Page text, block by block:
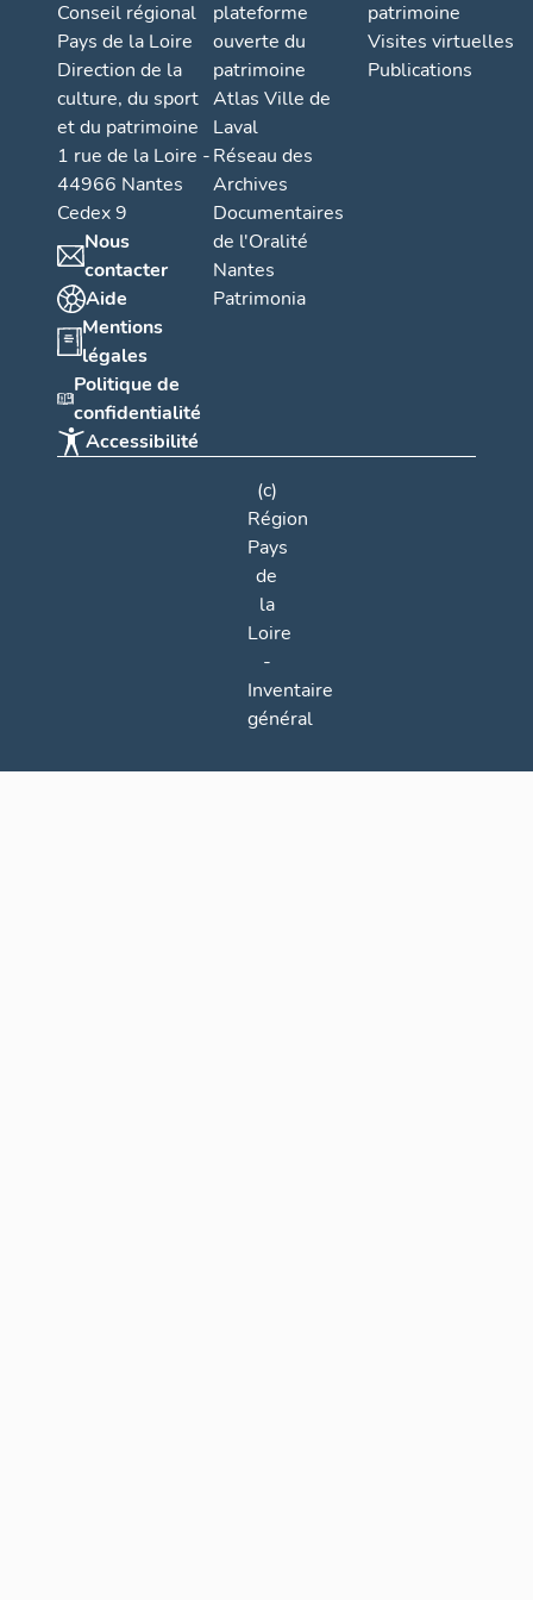
Conseil régional
Pays de la Loire
Direction de la
culture, du sport
et du patrimoine
1 rue de la Loire -
44966 Nantes
Cedex 9
Nous
contacter
Aide
Mentions
légales
Politique de
confidentialité
Accessibilité
plateforme
ouverte du
patrimoine
Atlas Ville de
Laval
Réseau des
Archives
Documentaires
de l'Oralité
Nantes
Patrimonia
patrimoine
Visites virtuelles
Publications
(c)
Région
Pays
de
la
Loire
-
Inventaire
général